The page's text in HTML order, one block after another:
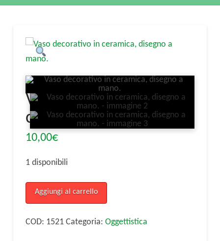
Vaso decorativo in
ceramica, disegno a mano.
10,00€
1 disponibili
Vaso
decorativo
in
Aggiungi al carrello
COD: 1521 Categoria: Oggettistica